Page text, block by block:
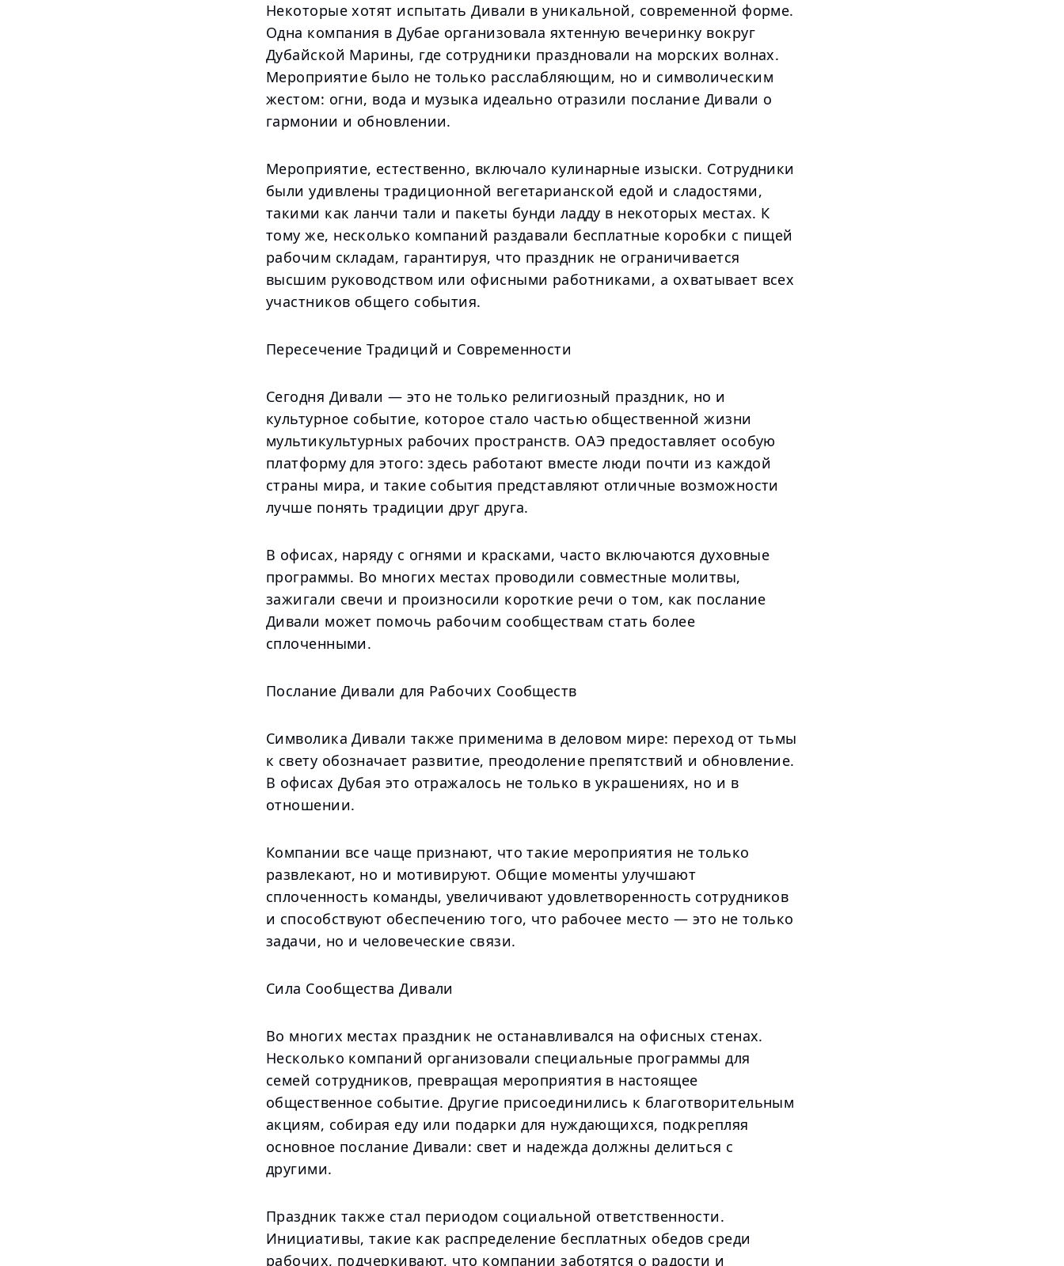
Некоторые хотят испытать Дивали в уникальной, современной форме.
Одна компания в Дубае организовала яхтенную вечеринку вокруг
Дубайской Марины, где сотрудники праздновали на морских волнах.
Мероприятие было не только расслабляющим, но и символическим
жестом: огни, вода и музыка идеально отразили послание Дивали о
гармонии и обновлении.
Мероприятие, естественно, включало кулинарные изыски. Сотрудники
были удивлены традиционной вегетарианской едой и сладостями,
такими как ланчи тали и пакеты бунди ладду в некоторых местах. К
тому же, несколько компаний раздавали бесплатные коробки с пищей
рабочим складам, гарантируя, что праздник не ограничивается
высшим руководством или офисными работниками, а охватывает всех
участников общего события.
Пересечение Традиций и Современности
Сегодня Дивали — это не только религиозный праздник, но и
культурное событие, которое стало частью общественной жизни
мультикультурных рабочих пространств. ОАЭ предоставляет особую
платформу для этого: здесь работают вместе люди почти из каждой
страны мира, и такие события представляют отличные возможности
лучше понять традиции друг друга.
В офисах, наряду с огнями и красками, часто включаются духовные
программы. Во многих местах проводили совместные молитвы,
зажигали свечи и произносили короткие речи о том, как послание
Дивали может помочь рабочим сообществам стать более
сплоченными.
Послание Дивали для Рабочих Сообществ
Символика Дивали также применима в деловом мире: переход от тьмы
к свету обозначает развитие, преодоление препятствий и обновление.
В офисах Дубая это отражалось не только в украшениях, но и в
отношении.
Компании все чаще признают, что такие мероприятия не только
развлекают, но и мотивируют. Общие моменты улучшают
сплоченность команды, увеличивают удовлетворенность сотрудников
и способствуют обеспечению того, что рабочее место — это не только
задачи, но и человеческие связи.
Сила Сообщества Дивали
Во многих местах праздник не останавливался на офисных стенах.
Несколько компаний организовали специальные программы для
семей сотрудников, превращая мероприятия в настоящее
общественное событие. Другие присоединились к благотворительным
акциям, собирая еду или подарки для нуждающихся, подкрепляя
основное послание Дивали: свет и надежда должны делиться с
другими.
Праздник также стал периодом социальной ответственности.
Инициативы, такие как распределение бесплатных обедов среди
рабочих, подчеркивают, что компании заботятся о радости и